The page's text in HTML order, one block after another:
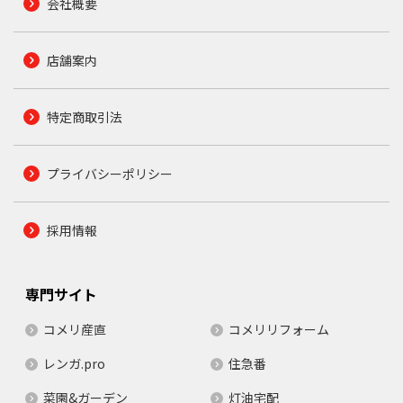
店舗案内
特定商取引法
プライバシーポリシー
採用情報
専門サイト
コメリ産直
コメリリフォーム
レンガ.pro
住急番
菜園&ガーデン
灯油宅配